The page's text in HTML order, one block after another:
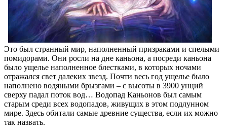
Это был странный мир, наполненный призраками и спелыми
помидорами. Они росли на дне каньона, а посреди каньона
было ущелье наполненное блестками, в которых ночами
отражался свет далеких звезд. Почти весь год ущелье было
наполнено водяными брызгами – с высоты в 3900 унций
сверху падал поток вод… Водопад Каньонов был самым
старым среди всех водопадов, живущих в этом подлунном
мире. Здесь обитали самые древние существа, если их можно
так назвать.